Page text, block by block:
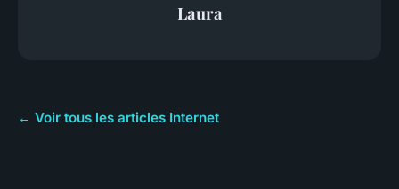
Laura
← Voir tous les articles Internet